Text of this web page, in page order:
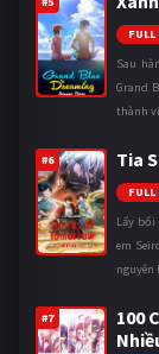
FULL
Sau
Grand
thành
#6 Tia
FULL
Lấy bối
em
nguyên
#7
100